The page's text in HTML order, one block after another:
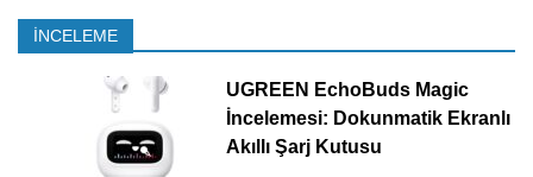
İNCELEME
UGREEN EchoBuds Magic
İncelemesi: Dokunmatik Ekranlı
Akıllı Şarj Kutusu